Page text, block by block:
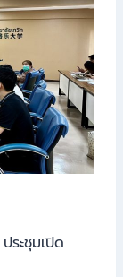
ระชุมเปิด